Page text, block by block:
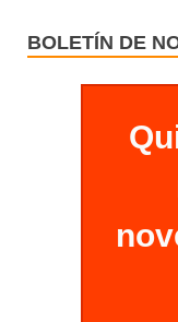
BOLETÍN DE